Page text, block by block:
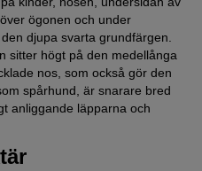
ögonen och under
djupa svarta grundfärgen.
sitter högt på den medellånga
nos, som också gör den
spårhund, är snarare bred
anliggande läpparna och